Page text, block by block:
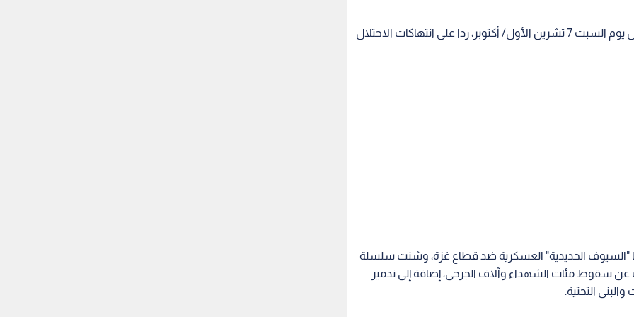
وأطلقت كتائب القسام الذراع العسكري لحركة حماس يوم السبت 7 تشرين الأول/ أكتوبر، ردا على انتهاكات الاحتلال
"السيوف الحديدية" العسكرية ضد قطاع غزة، وشنت سلسلة
سقوط مئات الشهداء وآلاف الجرحى، إضافة إلى تدمير
التحتية.